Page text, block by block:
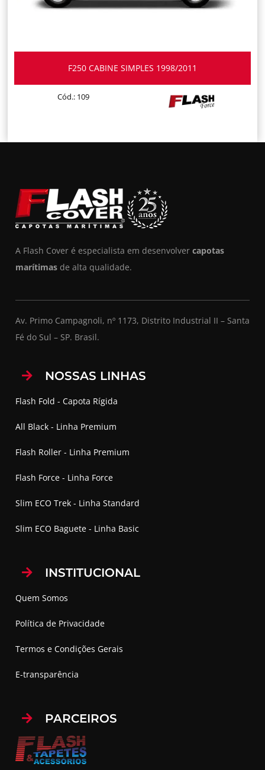
F250 CABINE SIMPLES 1998/2011
Cód.: 109
A Flash Cover é especialista em desenvolver capotas
marítimas de alta qualidade.
Av. Primo Campagnoli, nº 1173, Distrito Industrial II – Santa
Fé do Sul – SP. Brasil.
NOSSAS LINHAS
Flash Fold - Capota Rígida
All Black - Linha Premium
Flash Roller - Linha Premium
Flash Force - Linha Force
Slim ECO Trek - Linha Standard
Slim ECO Baguete - Linha Basic
INSTITUCIONAL
Quem Somos
Política de Privacidade
Termos e Condições Gerais
E-transparência
PARCEIROS